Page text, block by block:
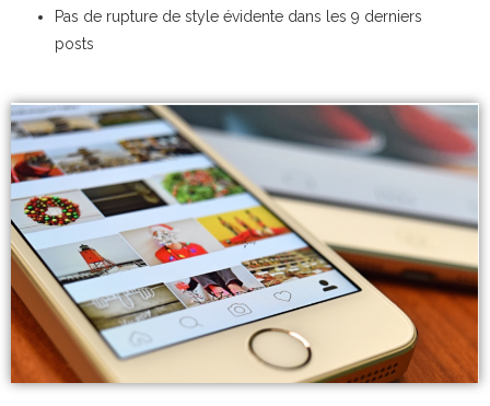
Pas de rupture de style évidente dans les 9 derniers
posts